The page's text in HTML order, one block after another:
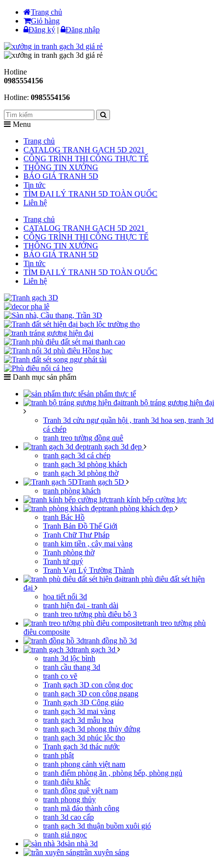
Trang chủ
Giỏ hàng
Đăng ký | Đăng nhập
Hotline
0985554156
Hotline: 0985554156
Menu
Trang chủ
CATALOG TRANH GẠCH 5D 2021
CÔNG TRÌNH THI CÔNG THỰC TẾ
THÔNG TIN XƯỞNG
BÁO GIÁ TRANH 5D
Tin tức
TÌM ĐẠI LÝ TRANH 5D TOÀN QUỐC
Liên hệ
Trang chủ
CATALOG TRANH GẠCH 5D 2021
CÔNG TRÌNH THI CÔNG THỰC TẾ
THÔNG TIN XƯỞNG
BÁO GIÁ TRANH 5D
Tin tức
TÌM ĐẠI LÝ TRANH 5D TOÀN QUỐC
Liên hệ
Danh mục sản phẩm
sản phẩm thực tế
tranh bộ tráng gương hiện đại
Tranh 3d cửu ngư quần hội , tranh 3d hoa sen, tranh 3d
cá chép
tranh treo tường đồng quê
tranh gạch 3d đẹp
tranh gạch 3d cá chép
tranh gạch 3d phòng khách
tranh gạch 3d phòng thờ
Tranh gạch 5D
tranh phòng khách
tranh kính bếp cường lực
tranh phòng khách đẹp
tranh Bác Hồ
Tranh Bản Đồ Thế Giới
Tranh Chữ Thư Pháp
tranh kim tiền , cây mai vàng
Tranh phòng thờ
Tranh tứ quý
Tranh Vạn Lý Trường Thành
tranh phù điêu đất sét hiện
đại
họa tiết nổi 3d
tranh hiện đại - tranh dài
tranh treo tường phù điêu bộ 3
tranh treo tường phù
điêu composite
tranh đồng hồ 3d
tranh gạch 3d
tranh 3d lộc bình
tranh cầu thang 3d
tranh cọ vẽ
Tranh gạch 3D con công dọc
tranh gạch 3D con công ngang
Tranh gạch 3D Công giáo
tranh gạch 3d mai vàng
tranh gạch 3d mẫu hoa
tranh gạch 3d phong thủy đứng
tranh gạch 3d phúc lộc thọ
Tranh gạch 3d thác nước
tranh phật
tranh phong cảnh việt nam
tranh điểm phòng ăn , phòng bếp, phòng ngủ
tranh điêu khắc
tranh đồng quê việt nam
tranh phong thủy
tranh mã đáo thành công
tranh 3d cao cấp
tranh gạch 3d thuận buồm xuôi gió
tranh giả ngọc
sàn nhà 3d
trần xuyên sáng